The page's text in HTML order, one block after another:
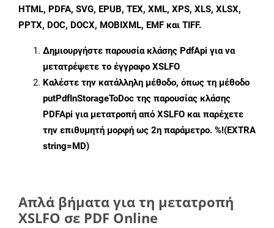
HTML, PDFA, SVG, EPUB, TEX, XML, XPS, XLS, XLSX,
PPTX, DOC, DOCX, MOBIXML, EMF και TIFF.
Δημιουργήστε παρουσία κλάσης PdfApi για να
μετατρέψετε το έγγραφο XSLFO
Καλέστε την κατάλληλη μέθοδο, όπως τη μέθοδο
putPdfInStorageToDoc της παρουσίας κλάσης
PDFApi για μετατροπή από XSLFO και παρέχετε
την επιθυμητή μορφή ως 2η παράμετρο. %!(EXTRA
string=MD)
Απλά βήματα για τη μετατροπή
XSLFO σε PDF Online